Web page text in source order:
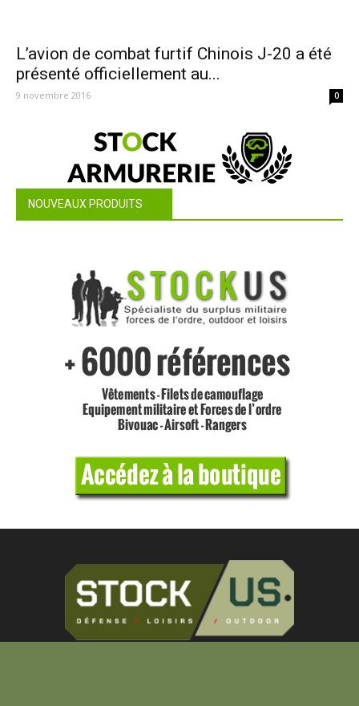
L’avion de combat furtif Chinois J-20 a été
présenté officiellement au...
9 novembre 2016 0
NOUVEAUX PRODUITS